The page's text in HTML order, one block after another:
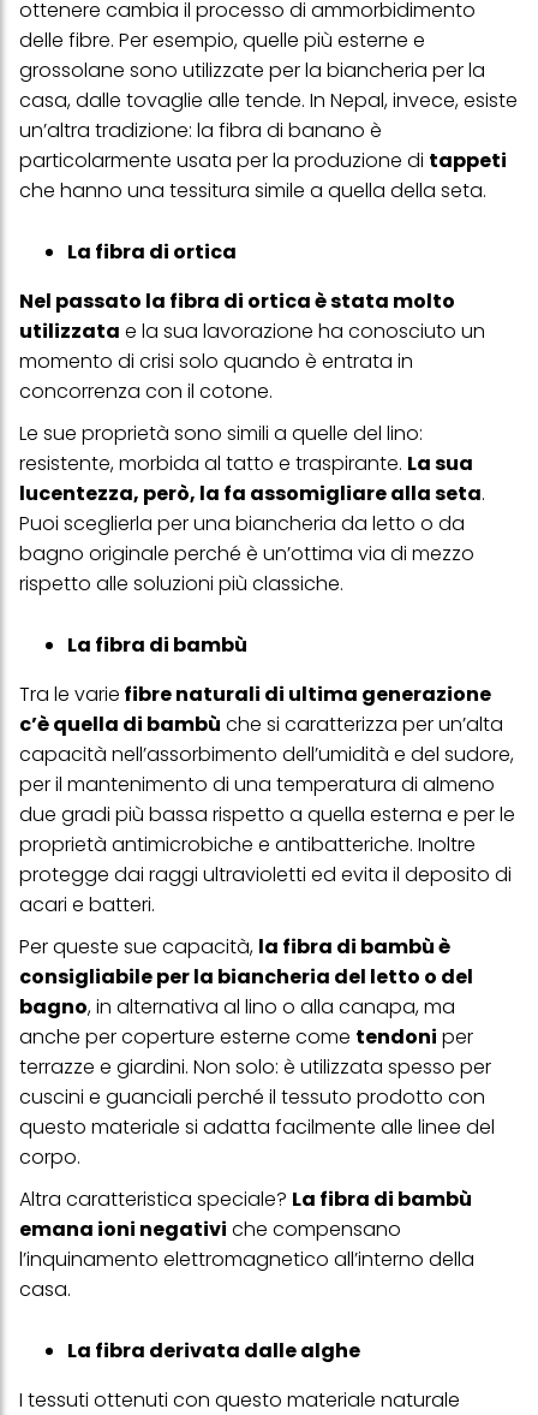
ottenere cambia il processo di ammorbidimento
delle fibre. Per esempio,quelle più esterne e
grossolane sono utilizzate per la biancheria per la
casa, dalle tovaglie alle tende. In Nepal, invece, esiste
un’altra tradizione: la fibra di banano è
particolarmente usata per la produzione di tappeti
che hanno una tessitura simile a quella della seta.
La fibra di ortica
Nel passato la fibra di ortica è stata molto
utilizzata e la sua lavorazione ha conosciuto un
momento di crisi solo quando è entrata in
concorrenza con il cotone.
Le sue proprietà sono simili a quelle del lino:
resistente, morbida al tatto e traspirante. La sua
lucentezza, però, la fa assomigliare alla seta.
Puoi sceglierla per una biancheria da letto o da
bagno originale perché è un’ottima via di mezzo
rispetto alle soluzioni più classiche.
La fibra di bambù
Tra le varie fibre naturali di ultima generazione
c’è quella di bambù che si caratterizza per un’alta
capacità nell’assorbimento dell’umidità e del sudore,
per il mantenimento di una temperatura di almeno
due gradi più bassa rispetto a quella esterna e per le
proprietà antimicrobiche e antibatteriche. Inoltre
protegge dai raggi ultravioletti ed evita il deposito di
acari e batteri.
Per queste sue capacità, la fibra di bambù è
consigliabile per la biancheria del letto o del
bagno, in alternativa al lino o alla canapa, ma
anche per coperture esterne come tendoni per
terrazze e giardini. Non solo: è utilizzata spesso per
cuscini e guanciali perché il tessuto prodotto con
questo materiale si adatta facilmente alle linee del
corpo.
Altra caratteristica speciale? La fibra di bambù
emana ioni negativi che compensano
l’inquinamento elettromagnetico all’interno della
casa.
La fibra derivata dalle alghe
I tessuti ottenuti con questo materiale naturale
effetto per il futuro disabilitando i cookie sul nostro sito web nella
sezione "Impostazioni cookie" collegata nel piè di pagina. Per
ulteriori informazioni sui cookie utilizzati su questo sito Web, in
particolare sul loro periodo di conservazione, consultare le
informazioni dettagliate su ciascun cookie disponibili facendo
clic su "modifica" di seguito".
Se fai clic su "Modifica" potrai trovare maggiori informazioni sul
trattamento dei tuoi dati / sull'uso dei cookie e consentirli per uno o
più degli scopi sopra menzionati. Cliccando su "Accetta tutto",
personali per tutte le finalità sopra indicate. Se fai clic su "Rifiuta",
verranno utilizzati solo i cookie tecnicamente necessari per fornirti